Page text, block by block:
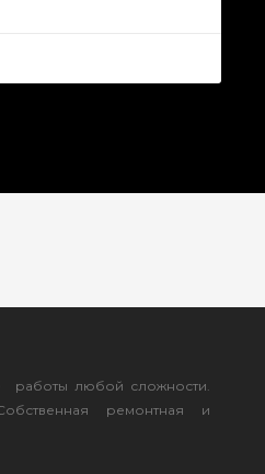
работы любой сложности.
ремонтная и